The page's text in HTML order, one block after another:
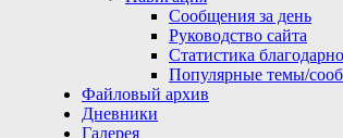
Сообщения за день
Руководство сайта
Статистика
Популярные темы/
Файловый архив
Дневники
Галерея